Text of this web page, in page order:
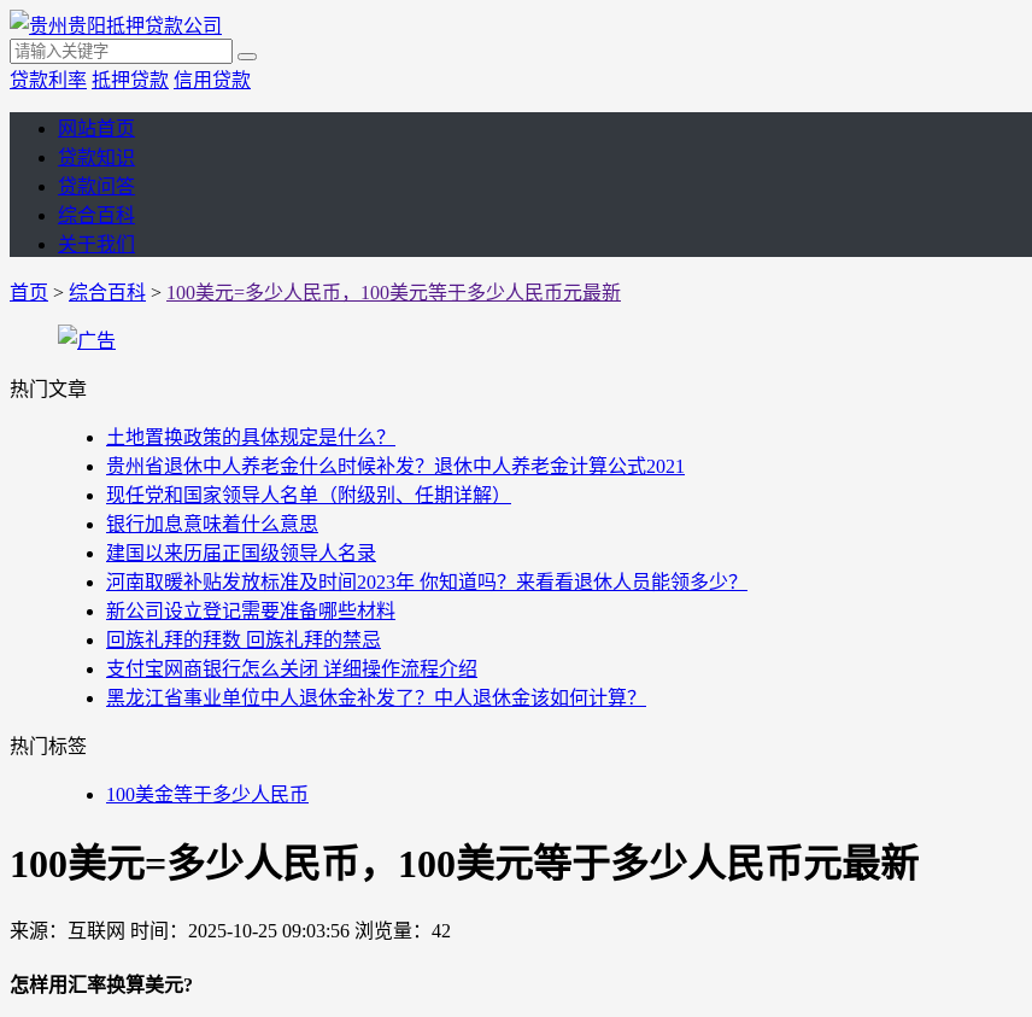
贷款利率 抵押贷款 信用贷款
网站首页
贷款知识
贷款问答
综合百科
关于我们
首页 > 综合百科 > 100美元=多少人民币，100美元等于多少人民币元最新
热门文章
土地置换政策的具体规定是什么？
贵州省退休中人养老金什么时候补发？退休中人养老金计算公式2021
现任党和国家领导人名单（附级别、任期详解）
银行加息意味着什么意思
建国以来历届正国级领导人名录
河南取暖补贴发放标准及时间2023年 你知道吗？来看看退休人员能领多少？
新公司设立登记需要准备哪些材料
回族礼拜的拜数 回族礼拜的禁忌
支付宝网商银行怎么关闭 详细操作流程介绍
黑龙江省事业单位中人退休金补发了？中人退休金该如何计算？
热门标签
100美金等于多少人民币
100美元=多少人民币，100美元等于多少人民币元最新
来源：互联网 时间：2025-10-25 09:03:56 浏览量：42
怎样用汇率换算美元?